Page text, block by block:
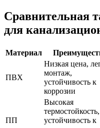
Сравнительная
для
Материал
ПВХ
Низкая цена,
монтаж,
устойчивость к
коррозии
ПП
Высокая
термостойкость,
устойчивость к